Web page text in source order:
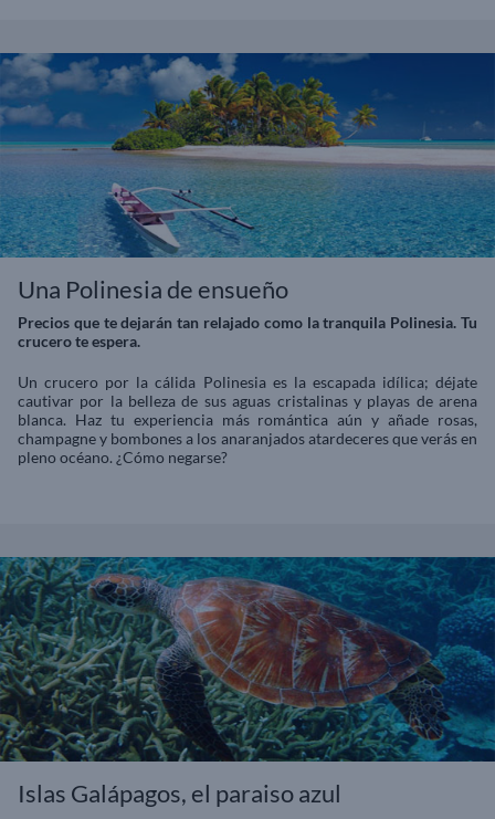
Una Polinesia de ensueño
Precios que te dejarán tan relajado como la tranquila Polinesia. Tu
crucero te espera.
Un crucero por la cálida Polinesia es la escapada idílica; déjate
cautivar por la belleza de sus aguas cristalinas y playas de arena
blanca. Haz tu experiencia más romántica aún y añade rosas,
champagne y bombones a los anaranjados atardeceres que verás en
pleno océano. ¿Cómo negarse?
Islas Galápagos, el paraiso azul